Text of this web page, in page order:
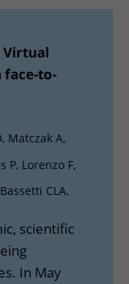
Virtual
face-to-
Matczak A,
P, Lorenzo F,
CLA.
scientific
In May